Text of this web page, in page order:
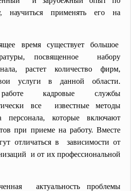
научиться применять его на
время существует большое
посвященное набору
растет количество фирм,
услуги в данной области.
кадровые службы
все известные методы
персонала, которые включают
при приеме на работу. Вместе
отличаться в зависимости от
и от их профессиональной
актуальность проблемы